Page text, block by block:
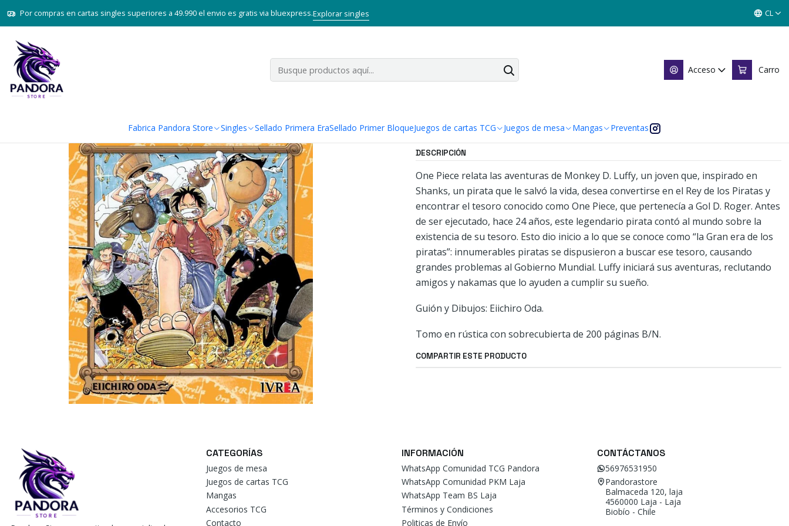
Acceso Carro
Fabrica Pandora Store Singles Sellado Primera EraSellado Primer BloqueJuegos de cartas TCG Juegos de mesa Mangas Preventas
Por compras en cartas singles superiores a 49.990 el envio es gratis via bluexpress.Explorar singles CL
Inicio Mangas
ONE PIECE 12
Mostrar stock de ubicaciones
DESCRIPCIÓN
One Piece relata las aventuras de Monkey D. Luffy, un joven que, inspirado en
Shanks, un pirata que le salvó la vida, desea convertirse en el Rey de los Piratas y
encontrar el tesoro conocido como One Piece, que pertenecía a Gol D. Roger. Antes
de ser ejecutado, hace 24 años, este legendario pirata contó al mundo sobre la
existencia de su tesoro. Esto dio inicio a lo que se conoce como “la Gran era de los
piratas”: innumerables piratas se dispusieron a buscar ese tesoro, causando
grandes problemas al Gobierno Mundial. Luffy iniciará sus aventuras, reclutando
amigos y nakamas que lo ayuden a cumplir su sueño.
Guión y Dibujos: Eiichiro Oda.
Tomo en rústica con sobrecubierta de 200 páginas B/N.
COMPARTIR ESTE PRODUCTO
CATEGORÍAS
Juegos de mesa
Juegos de cartas TCG
Mangas
Accesorios TCG
Contacto
INFORMACIÓN
WhatsApp Comunidad TCG Pandora
WhatsApp Comunidad PKM Laja
WhatsApp Team BS Laja
Términos y Condiciones
Politicas de Envío
CONTÁCTANOS
56976531950
Pandorastore
Balmaceda 120, laja
4560000 Laja - Laja
Biobío - Chile